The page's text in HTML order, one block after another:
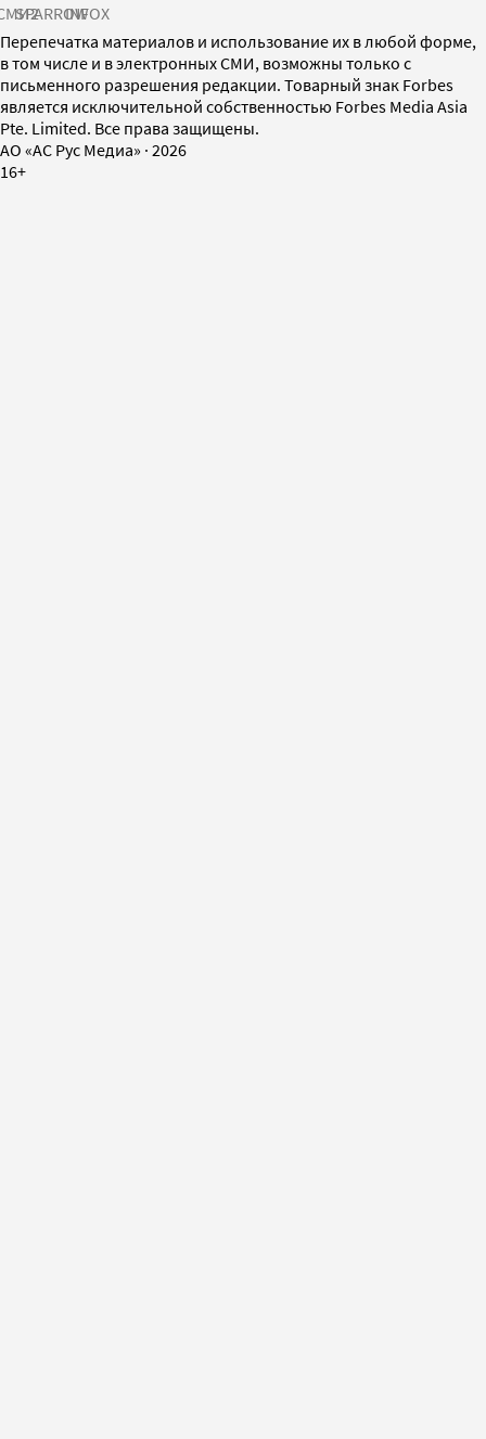
SPARROWINFOX
Перепечатка материалов и использование их в любой форме,
в том числе и в электронных СМИ, возможны только с
письменного разрешения редакции. Товарный знак Forbes
является исключительной собственностью Forbes Media Asia
Pte. Limited. Все права защищены.
AO «АС Рус Медиа» · 2026
16+